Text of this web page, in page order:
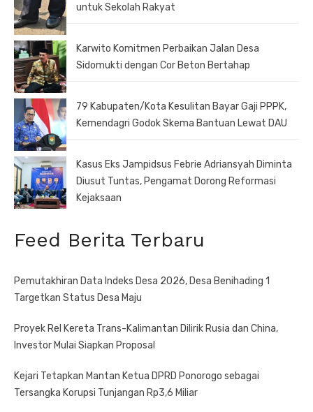
untuk Sekolah Rakyat
Karwito Komitmen Perbaikan Jalan Desa
Sidomukti dengan Cor Beton Bertahap
79 Kabupaten/Kota Kesulitan Bayar Gaji PPPK,
Kemendagri Godok Skema Bantuan Lewat DAU
Kasus Eks Jampidsus Febrie Adriansyah Diminta
Diusut Tuntas, Pengamat Dorong Reformasi
Kejaksaan
Feed Berita Terbaru
Pemutakhiran Data Indeks Desa 2026, Desa Benihading 1
Targetkan Status Desa Maju
Proyek Rel Kereta Trans-Kalimantan Dilirik Rusia dan China,
Investor Mulai Siapkan Proposal
Kejari Tetapkan Mantan Ketua DPRD Ponorogo sebagai
Tersangka Korupsi Tunjangan Rp3,6 Miliar